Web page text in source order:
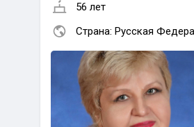
56 лет
Страна: Русская